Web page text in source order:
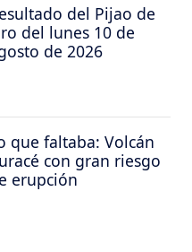
del Pijao de
del lunes 10 de
de 2026
que faltaba: Volcán
con gran riesgo
erupción